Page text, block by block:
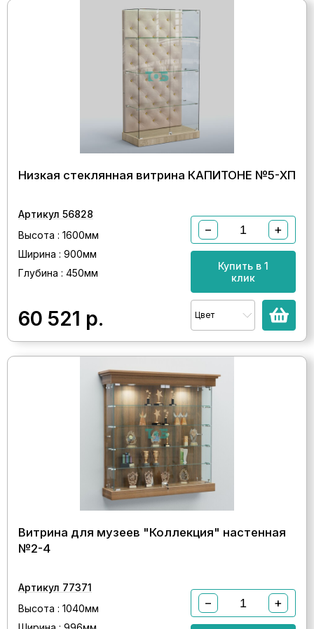
Низкая стеклянная витрина КАПИТОНЕ №5-ХП
Артикул 56828
Высота : 1600мм
Ширина : 900мм
Глубина : 450мм
60 521 р.
− +
Купить в 1
клик
Цвет
Витрина для музеев "Коллекция" настенная
№2-4
Артикул 77371
Высота : 1040мм
− +